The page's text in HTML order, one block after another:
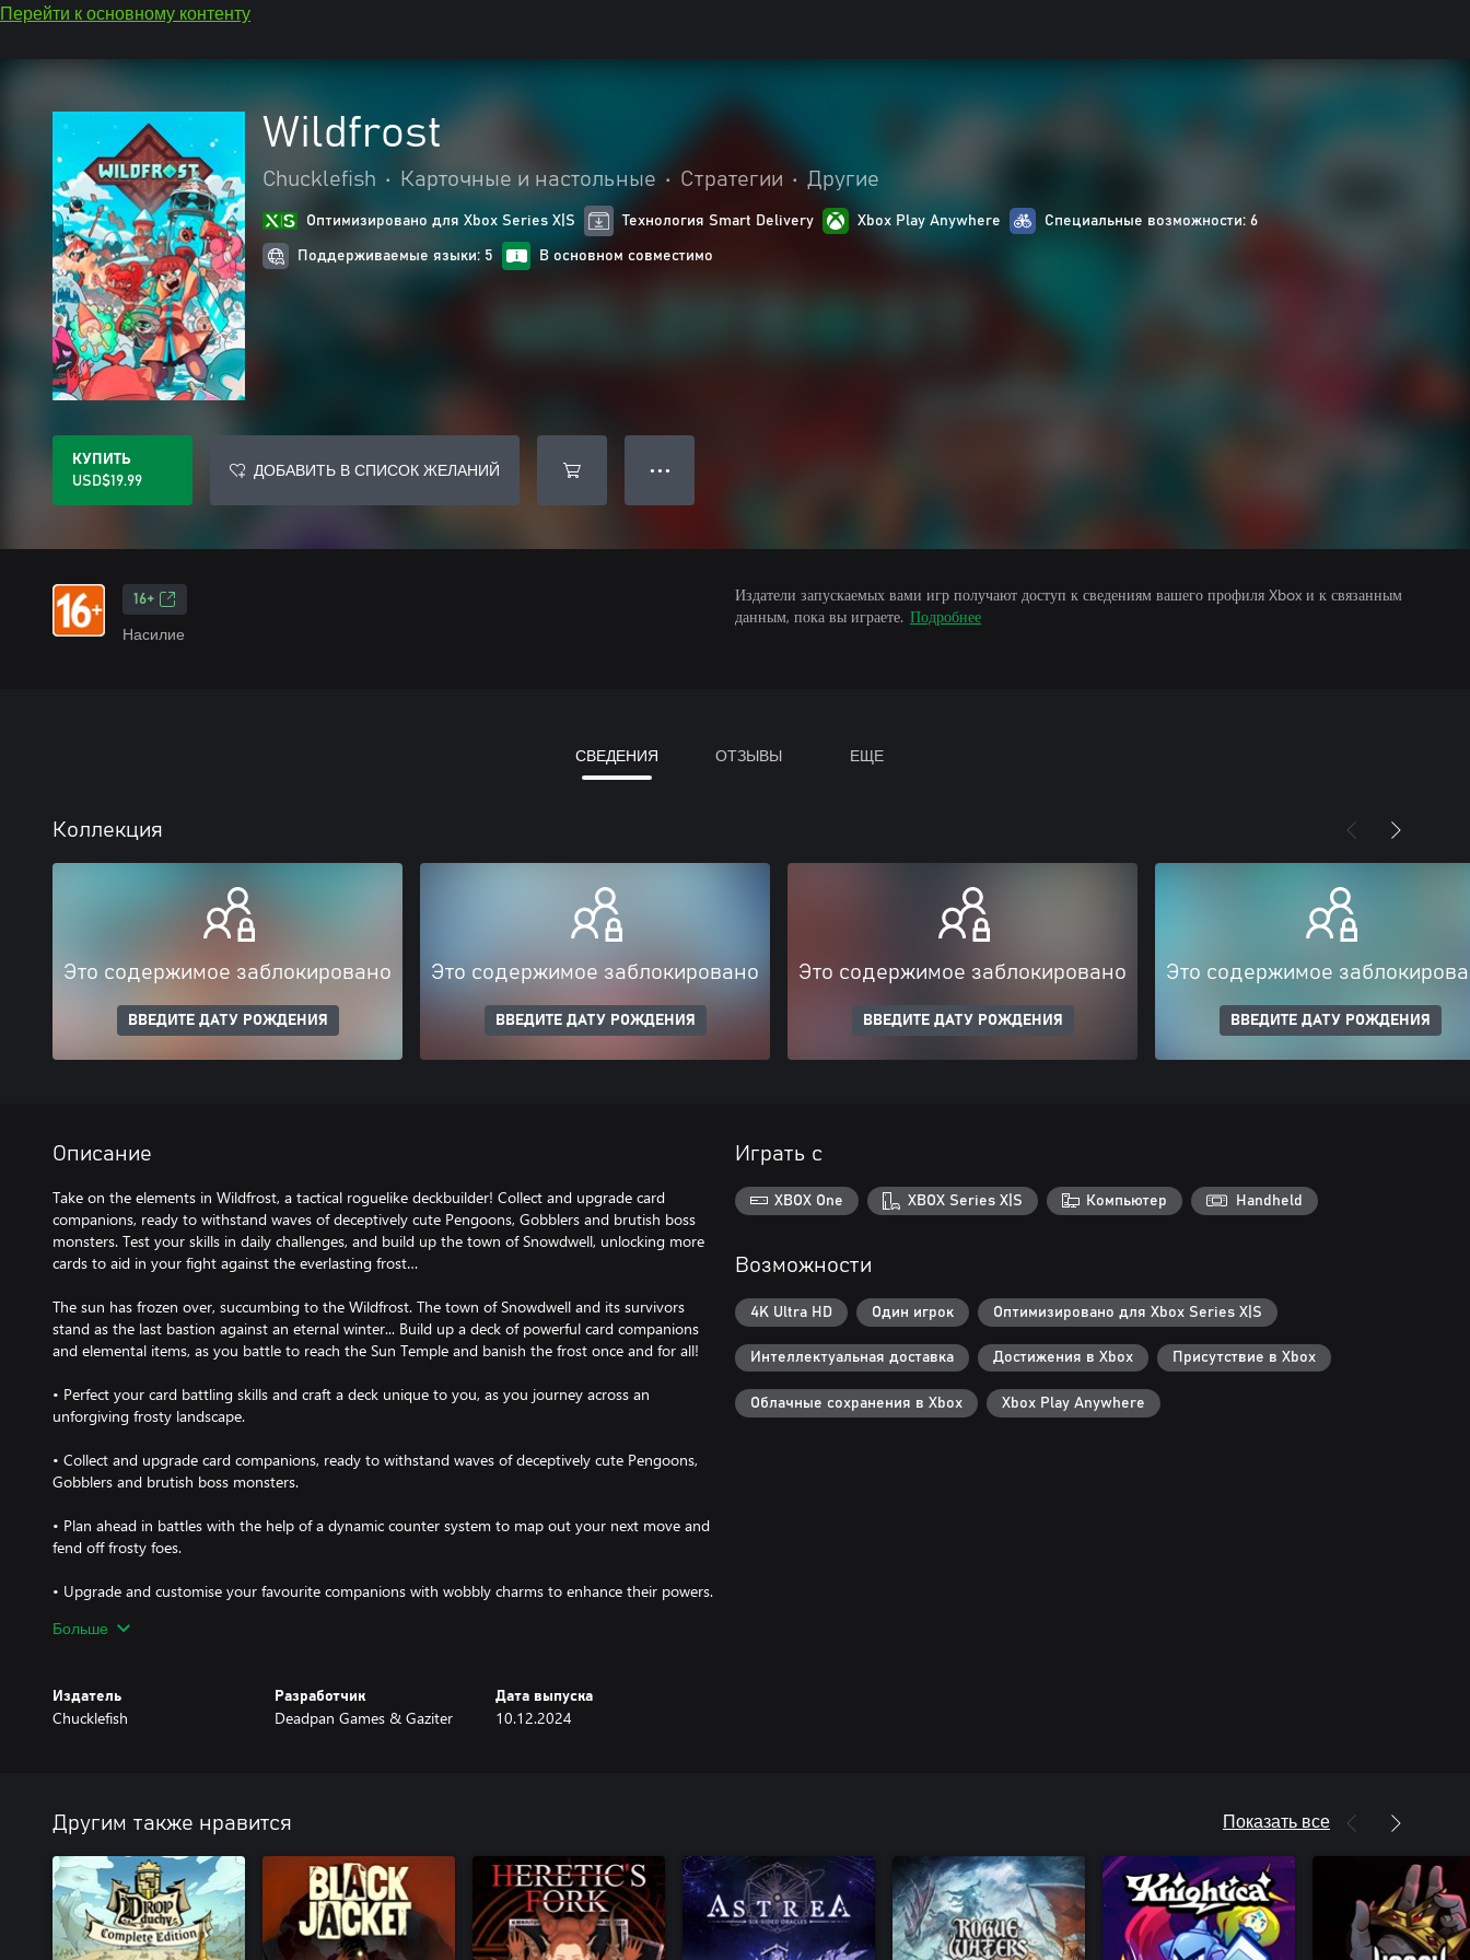
Перейти к основному контенту
Wildfrost
Chucklefish • Карточные и настольные • Стратегии • Другие
Оптимизировано для Xbox Series X|S Технология Smart Delivery Xbox Play Anywhere Специальные возможности: 6
Поддерживаемые языки: 5 В основном совместимо
КУПИТЬ
USD$19.99
ДОБАВИТЬ В СПИСОК ЖЕЛАНИЙ ● ● ●
16+
Насилие
Издатели запускаемых вами игр получают доступ к сведениям вашего профиля Xbox и к связанным
данным, пока вы играете. Подробнее
СВЕДЕНИЯ ОТЗЫВЫ ЕЩЕ
Коллекция
Это содержимое заблокировано
ВВЕДИТЕ ДАТУ РОЖДЕНИЯ
Это содержимое заблокировано
ВВЕДИТЕ ДАТУ РОЖДЕНИЯ
Это содержимое заблокировано
ВВЕДИТЕ ДАТУ РОЖДЕНИЯ
Это содержимое
ВВЕДИТЕ ДАТУ РОЖДЕНИЯ
Описание
Take on the elements in Wildfrost, a tactical roguelike deckbuilder! Collect and upgrade card
companions, ready to withstand waves of deceptively cute Pengoons, Gobblers and brutish boss
monsters. Test your skills in daily challenges, and build up the town of Snowdwell, unlocking more
cards to aid in your fight against the everlasting frost…
The sun has frozen over, succumbing to the Wildfrost. The town of Snowdwell and its survivors
stand as the last bastion against an eternal winter... Build up a deck of powerful card companions
and elemental items, as you battle to reach the Sun Temple and banish the frost once and for all!
• Perfect your card battling skills and craft a deck unique to you, as you journey across an
unforgiving frosty landscape.
• Collect and upgrade card companions, ready to withstand waves of deceptively cute Pengoons,
Gobblers and brutish boss monsters.
• Plan ahead in battles with the help of a dynamic counter system to map out your next move and
fend off frosty foes.
• Upgrade and customise your favourite companions with wobbly charms to enhance their powers.
• Take shelter in the town of Snowdwell between runs, constructing buildings to unlock new cards,
• Test your skills with daily runs and challenges, creating endless replayability!
Больше
Издатель
Chucklefish
Разработчик
Deadpan Games & Gaziter
Дата выпуска
10.12.2024
Играть с
XBOX One XBOX Series X|S Компьютер Handheld
Возможности
4K Ultra HD Один игрок Оптимизировано для Xbox Series X|S
Интеллектуальная доставка Достижения в Xbox Присутствие в Xbox
Облачные сохранения в Xbox Xbox Play Anywhere
Другим также нравится Показать все